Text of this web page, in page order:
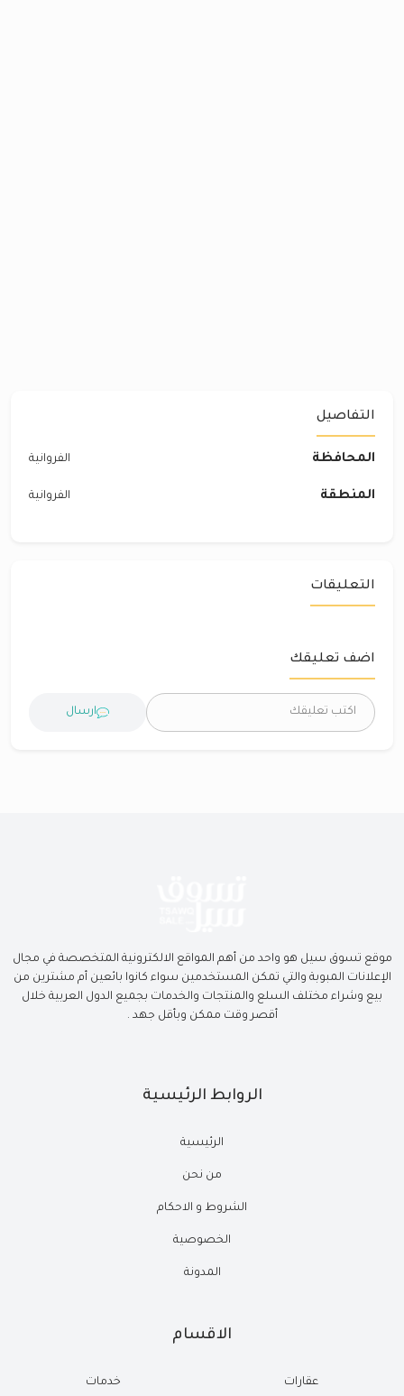
التفاصيل
المحافظة الفروانية
المنطقة الفروانية
التعليقات
اضف تعليقك
ارسال
موقع تسوق سيل هو واحد من أهم المواقع الالكترونية المتخصصة في مجال
الإعلانات المبوبة والتي تمكن المستخدمين سواء كانوا بائعين أم مشترين من
بيع وشراء مختلف السلع والمنتجات والخدمات بجميع الدول العربية خلال
أقصر وقت ممكن وبأقل جهد .
الروابط الرئيسية
الرئيسية
من نحن
الشروط و الاحكام
الخصوصية
المدونة
الاقسام
عقارات خدمات